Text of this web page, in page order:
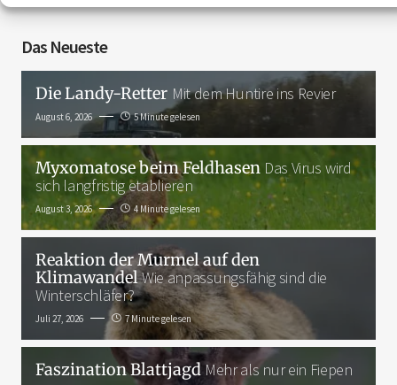
Das Neueste
Die Landy-Retter Mit dem Huntire ins Revier
August 6, 2026 5 Minute gelesen
Myxomatose beim Feldhasen Das Virus wird
sich langfristig etablieren
August 3, 2026 4 Minute gelesen
Reaktion der Murmel auf den
KlimawandelWie anpassungsfähig sind die
Winterschläfer?
Juli 27, 2026 7 Minute gelesen
Faszination BlattjagdMehr als nur ein Fiepen